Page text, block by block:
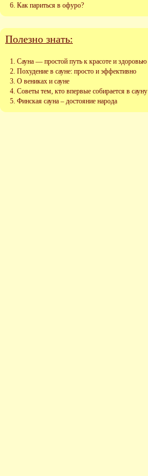
Как париться в офуро?
Полезно знать:
Сауна — простой путь к красоте и здоровью
Похудение в сауне: просто и эффективно
О вениках и сауне
Советы тем, кто впервые собирается в сауну
Финская сауна – достояние народа